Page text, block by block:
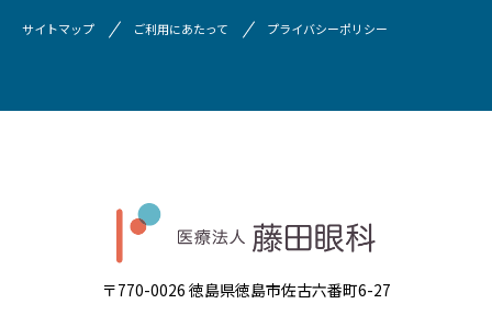
サイトマップ ご利用にあたって プライバシーポリシー
〒770-0026 徳島県徳島市佐古六番町6-27